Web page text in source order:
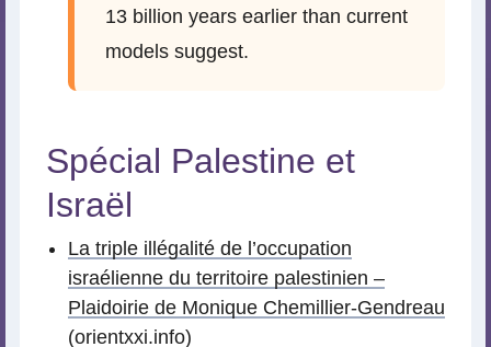
13 billion years earlier than current
models suggest.
Spécial Palestine et
Israël
La triple illégalité de l’occupation
israélienne du territoire palestinien –
Plaidoirie de Monique Chemillier-Gendreau
(orientxxi.info)